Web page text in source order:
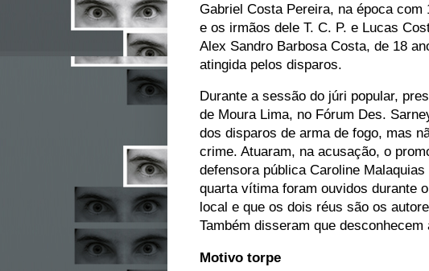
Gabriel Costa Pereira, na época
e os irmãos dele T. C. P. e Lucas
Alex Sandro Barbosa Costa, de 18
atingida pelos disparos.
Durante a sessão do júri popular,
de Moura Lima, no Fórum Des.
dos disparos de arma de fogo, mas
crime. Atuaram, na acusação, o
defensora pública Caroline
quarta vítima foram ouvidos durante
local e que os dois réus são os
Também disseram que
Motivo torpe